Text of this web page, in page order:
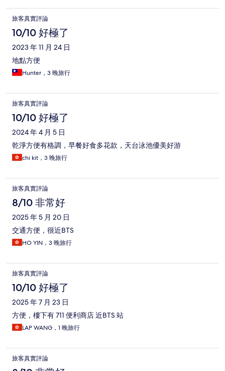
旅客真實評論
10/10 好極了
2023 年 11 月 24 日
地點方便
Hunter，3 晚旅行
旅客真實評論
10/10 好極了
2024 年 4 月 5 日
乾淨方便有格調，早餐好食多花款，天台泳池優美好游
chi kit，3 晚旅行
旅客真實評論
8/10 非常好
2025 年 5 月 20 日
交通方便，很近BTS
HO YIN，3 晚旅行
旅客真實評論
10/10 好極了
2025 年 7 月 23 日
方便，樓下有 711 便利商店 近BTS 站
LAP WANG，1 晚旅行
旅客真實評論